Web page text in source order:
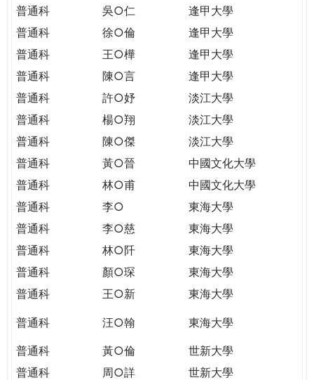
普通科
吳○仁
逢甲大學
普通科
徐○倫
逢甲大學
普通科
王○樺
逢甲大學
普通科
陳○言
逢甲大學
普通科
許○妤
淡江大學
普通科
楊○翔
淡江大學
普通科
陳○傑
淡江大學
普通科
黃○晉
中國文化大學
普通科
林○甫
中國文化大學
普通科
李○
東海大學
普通科
李○慈
東海大學
普通科
林○阡
東海大學
普通科
顏○琛
東海大學
普通科
王○新 東海大學
普通科 汪○翰
東海大學
普通科
黃○倫
世新大學
普通科
周○詳
世新大學